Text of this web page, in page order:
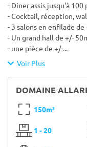
- Diner assis jusqu'à 100
- Cocktail, réception,
- 3 salons en enfilade de
- Un grand hall de +/-
- une pièce de +/-...
Voir Plus
DOMAINE
150m²
1 - 20